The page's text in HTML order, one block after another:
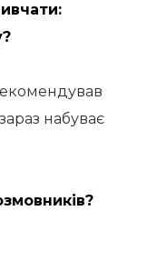
набуває